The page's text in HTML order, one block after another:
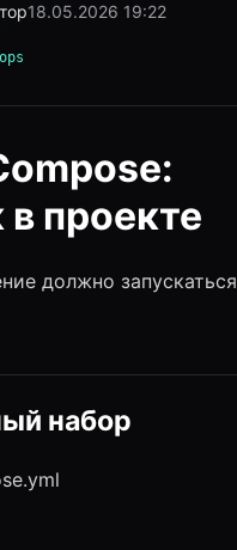
18.05.2026 19:22
проекте
должно запускаться
набор